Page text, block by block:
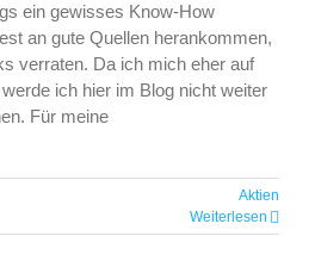
ein gewisses Know-How
an gute Quellen herankommen,
verraten. Da ich mich eher auf
ich hier im Blog nicht weiter
Für meine
Aktien
Weiterlesen